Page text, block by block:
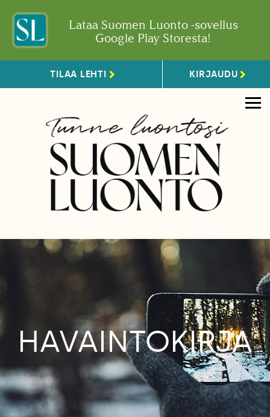
Lataa Suomen Luonto -sovellus
Google Play Storesta!
TILAA LEHTI KIRJAUDU
HAVAINTOKIRJA